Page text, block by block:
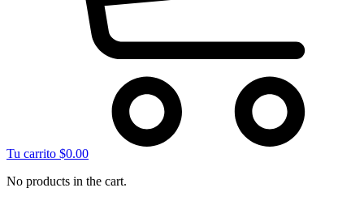
Tu carrito $0.00
No products in the cart.